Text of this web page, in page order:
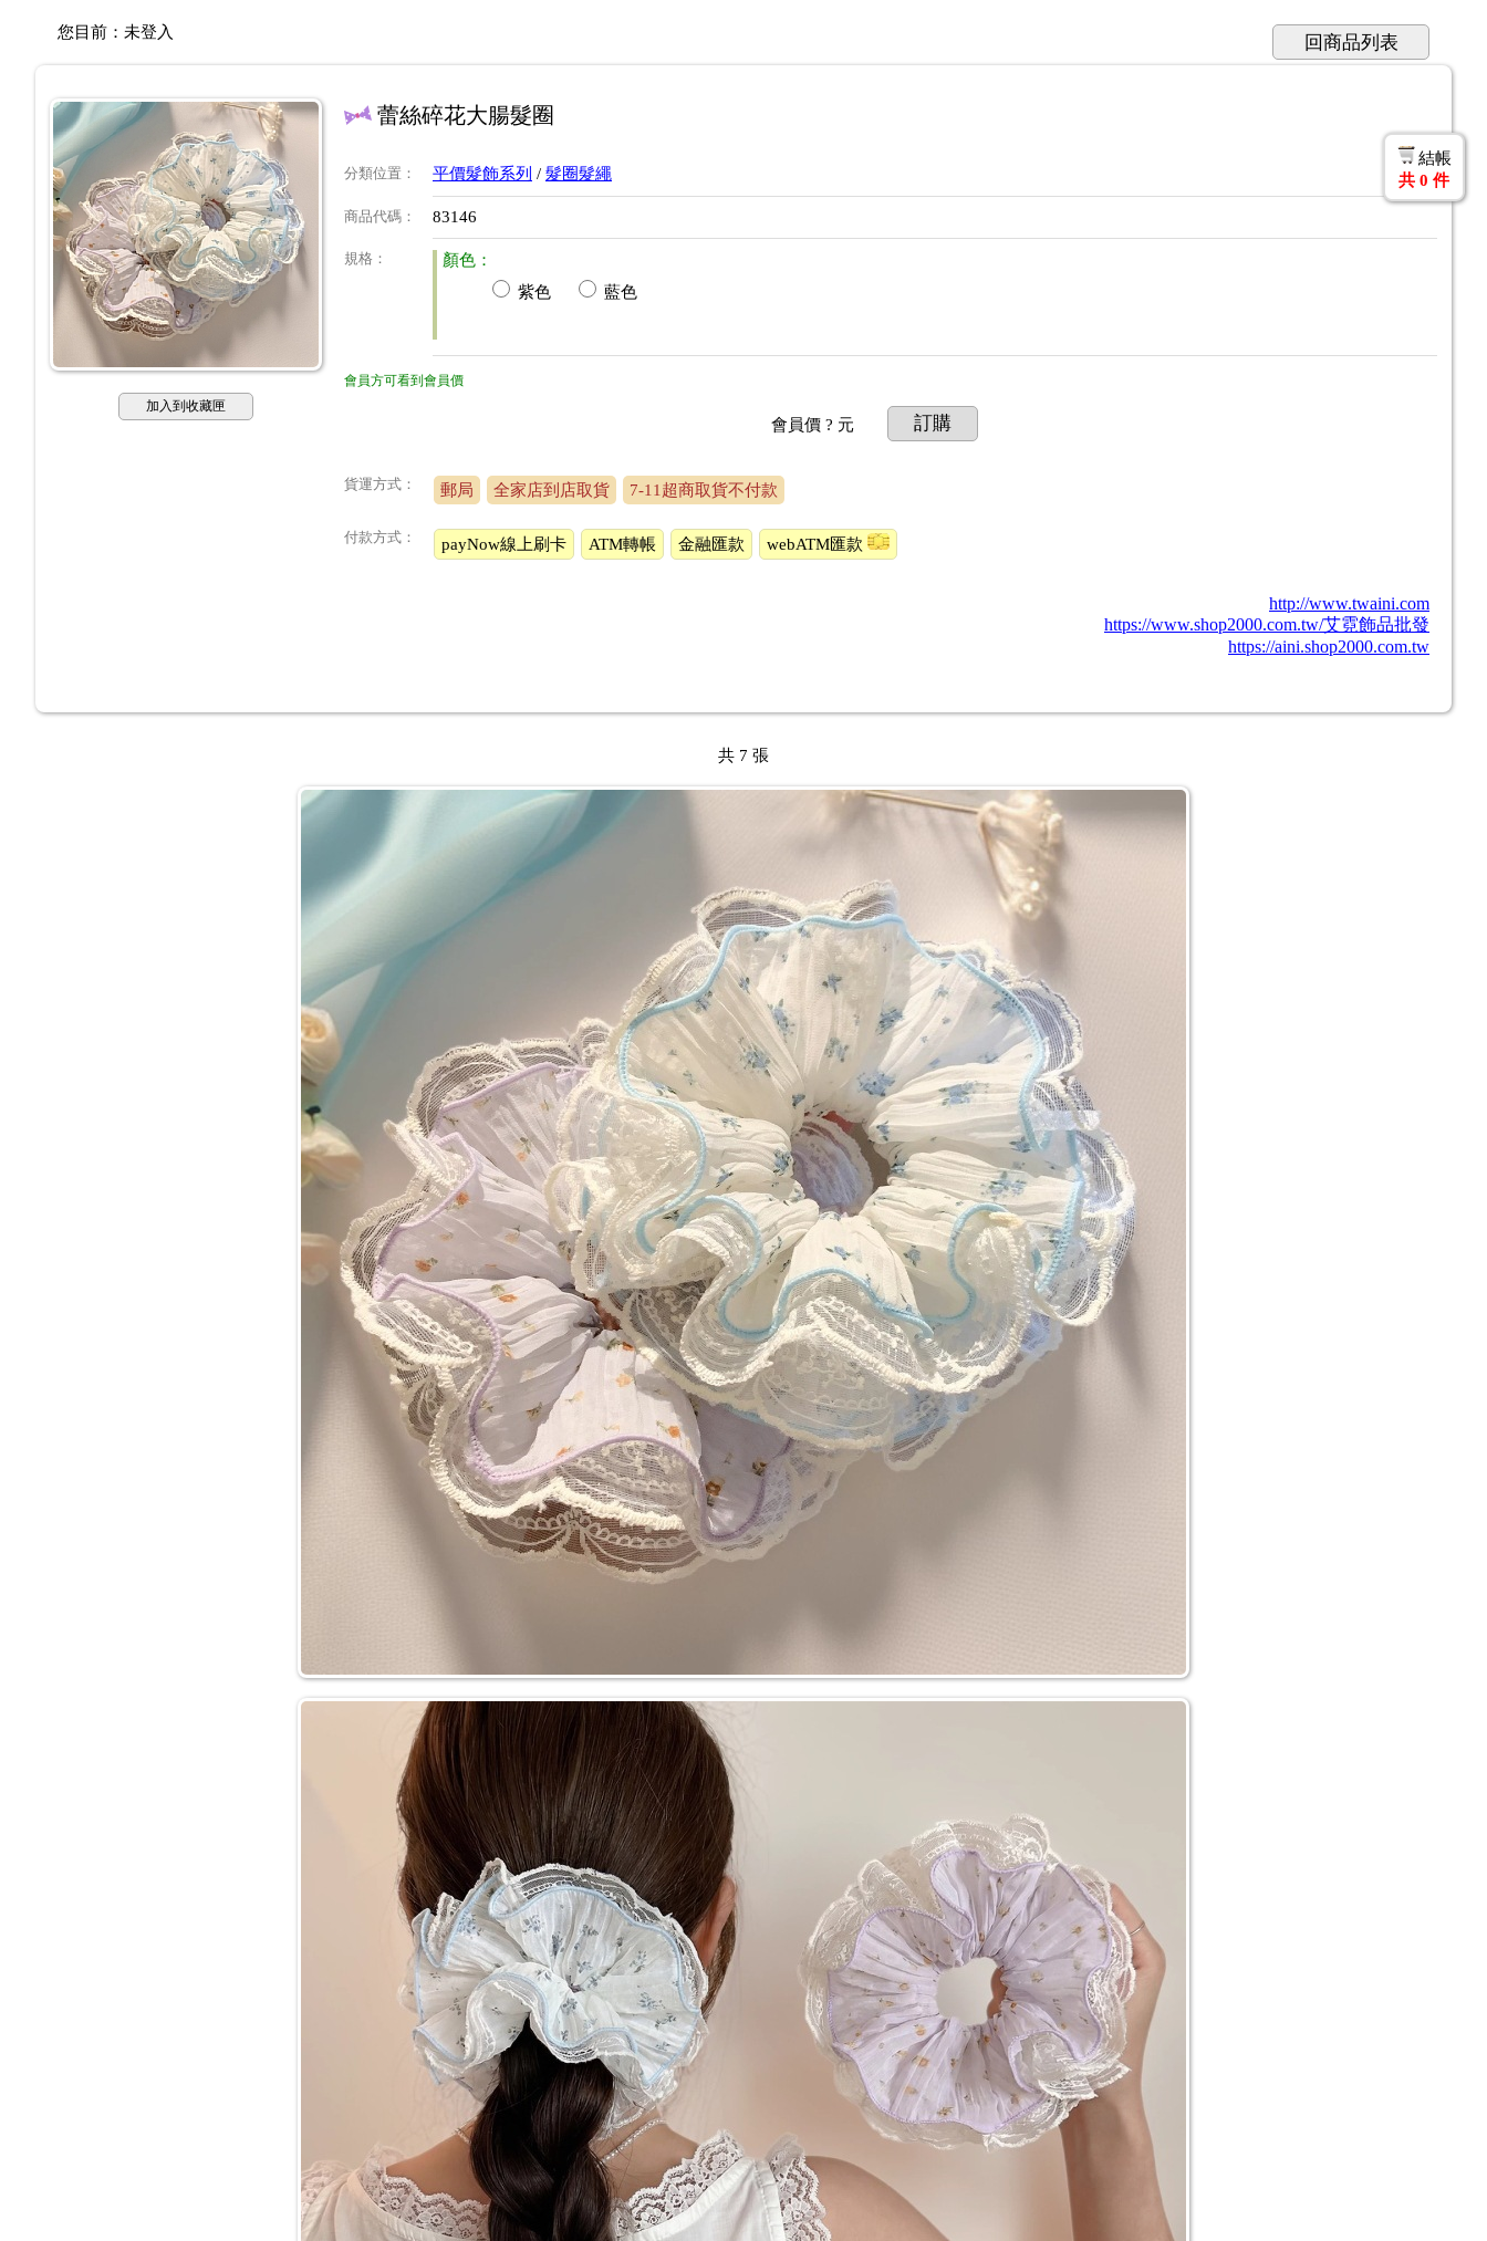
您目前： 未登入 回商品列表
加入到收藏匣
蕾絲碎花大腸髮圈
分類位置 ： 平價髮飾系列 / 髮圈髮繩
商品代碼 ： 83146
規格 ：
顏色：
紫色
藍色
會員方可看到會員價
會員價? 元 訂購
貨運方式： 郵局 全家店到店取貨 7-11超商取貨不付款
付款方式： payNow線上刷卡 ATM轉帳 金融匯款 webATM匯款
http://www.twaini.com
https://www.shop2000.com.tw/艾霓飾品批發
https://aini.shop2000.com.tw
結帳
共 0 件
共 7 張